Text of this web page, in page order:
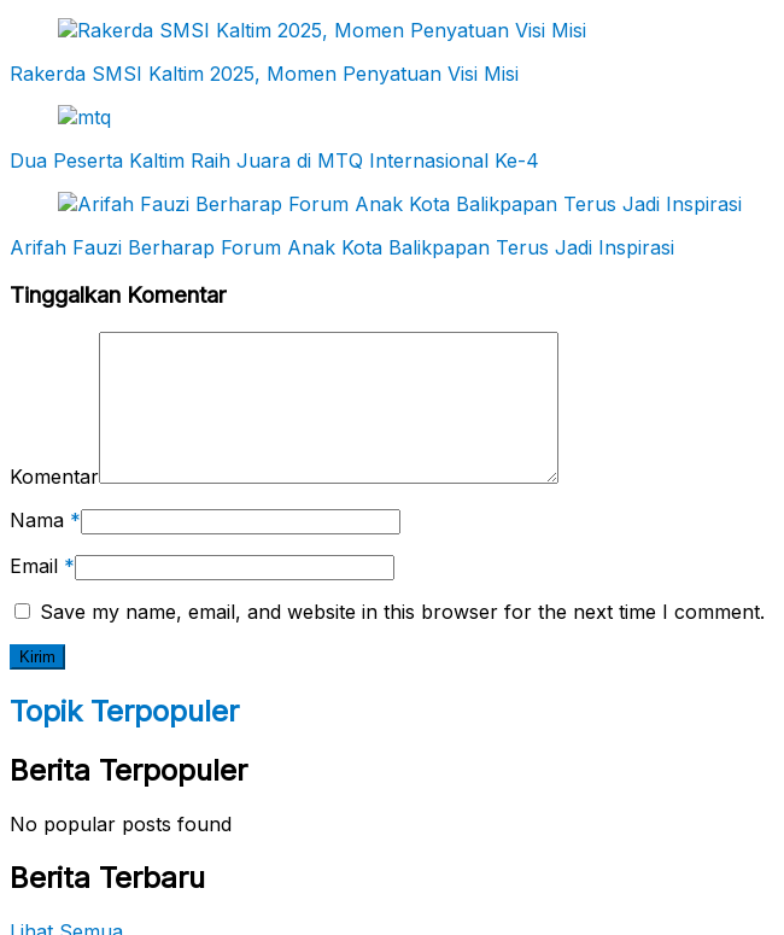
Rakerda SMSI Kaltim 2025, Momen Penyatuan Visi Misi
Dua Peserta Kaltim Raih Juara di MTQ Internasional Ke-4
Arifah Fauzi Berharap Forum Anak Kota Balikpapan Terus Jadi Inspirasi
Tinggalkan Komentar
Komentar
Nama *
Email *
Save my name, email, and website in this browser for the next time I comment.
Topik Terpopuler
Berita Terpopuler
No popular posts found
Berita Terbaru